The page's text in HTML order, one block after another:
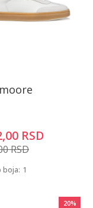
RSD
RSD
boja: 1
20%